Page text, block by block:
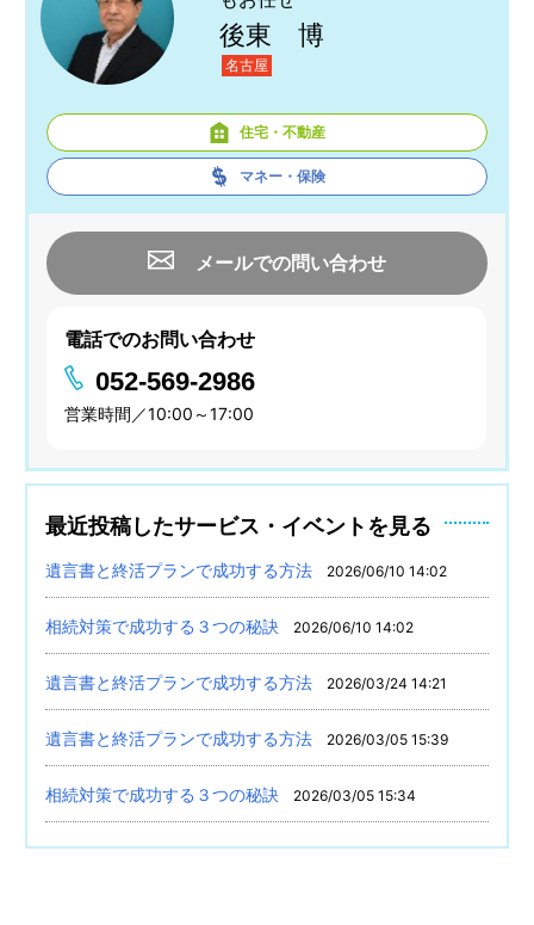
後東 博
名古屋
住宅・不動産
マネー・保険
メールでの問い合わせ
電話でのお問い合わせ
052-569-2986
営業時間／10:00～17:00
最近投稿したサービス・イベントを見る
遺言書と終活プランで成功する方法 2026/06/10 14:02
相続対策で成功する３つの秘訣 2026/06/10 14:02
遺言書と終活プランで成功する方法 2026/03/24 14:21
遺言書と終活プランで成功する方法 2026/03/05 15:39
相続対策で成功する３つの秘訣 2026/03/05 15:34